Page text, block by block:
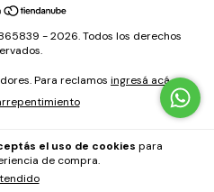
el uso de cookies para
de compra.
- 2026. Todos los derechos
Para reclamos ingresá acá.